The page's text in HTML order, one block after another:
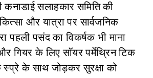
सलाहकार समिति की
और यात्रा पर सार्वजनिक
पहली पसंद का विकर्षक भी माना
गियर के लिए सॉयर पर्मेथ्रिन टिक
के साथ जोड़कर सुरक्षा को